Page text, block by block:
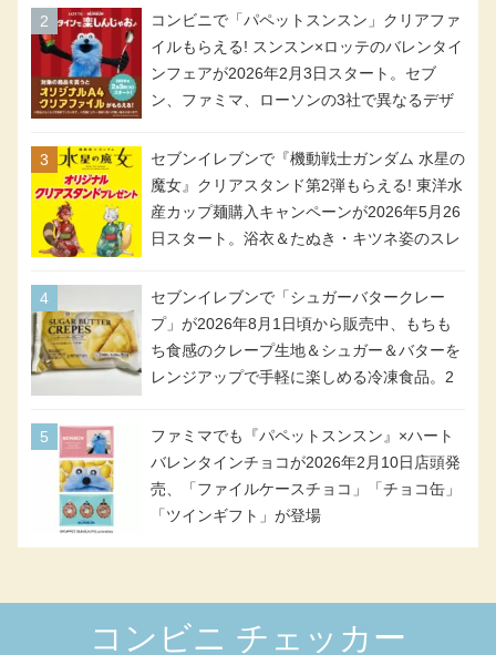
アメリカンドッグが税抜き69円!
コンビニで「パペットスンスン」クリアファ
イルもらえる! スンスン×ロッテのバレンタイ
ンフェアが2026年2月3日スタート。セブ
ン、ファミマ、ローソンの3社で異なるデザ
セブンイレブンで『機動戦士ガンダム 水星の
魔女』クリアスタンド第2弾もらえる! 東洋水
産カップ麺購入キャンペーンが2026年5月26
日スタート。浴衣＆たぬき・キツネ姿のスレ
号・5号) / シャディクが全6種のクリアスタ
ンドになって登場!
セブンイレブンで「シュガーバタークレー
プ」が2026年8月1日頃から販売中、もちも
ち食感のクレープ生地＆シュガー＆バターを
レンジアップで手軽に楽しめる冷凍食品。2
ファミマでも『パペットスンスン』×ハート
バレンタインチョコが2026年2月10日店頭発
売、「ファイルケースチョコ」「チョコ缶」
「ツインギフト」が登場
コンビニ チェッカー